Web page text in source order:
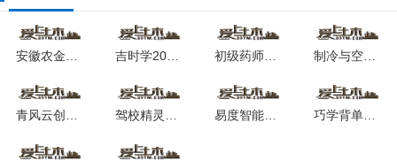
吉时学2024最新版本安卓版 初级药师题库最新免费版2025 制冷与空调作业聚题库2025版本下载安装
青风云创app下载 驾校精灵正版免费下载安卓版本 易度智能汉语学习软件app下载安装 巧学背单词软件最新下载